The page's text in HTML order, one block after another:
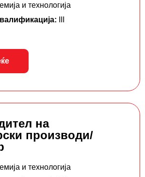
и технологија
на
производи/
и технологија